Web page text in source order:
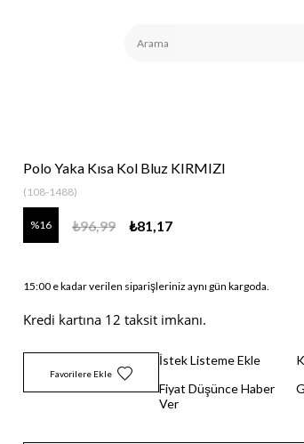
Polo Yaka Kısa Kol Bluz KIRMIZI
(108-1488)
16 ₺96,99 ₺81,17
15:00 e kadar verilen siparişleriniz aynı gün kargoda.
Kredi kartına 12 taksit imkanı.
Favorilere Ekle
İstek Listeme Ekle
Fiyat Düşünce Haber
Ver